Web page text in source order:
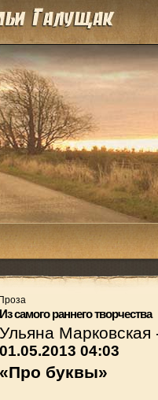
Проза
Из самого раннего творчества
Ульяна Марковская
01.05.2013 04:03
«Про буквы»